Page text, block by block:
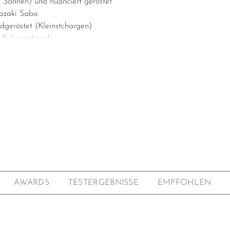
Sabo
(Kleinstchargen)
aus Yabukita, Kanayamidori und Miyamisayaka sowie 16
(alle Cultivare der Teefarm)
Verarbeitung als Kamairicha (Ofengefeuert)
AWARDS TESTERGEBNISSE EMPFOHLEN